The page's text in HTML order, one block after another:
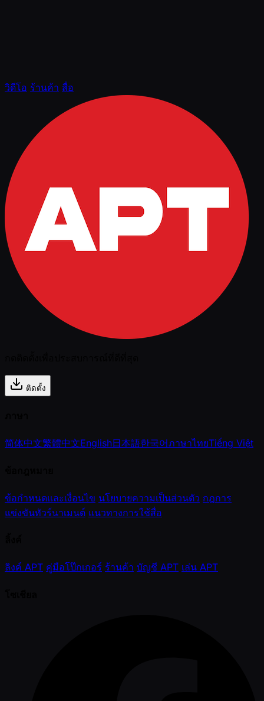
วิดีโอ ร้านค้า สื่อ
ติดตั้ง
简体中文繁體中文English日本語한국어ภาษาไทยTiếng Việt
ข้อกำหนดและเงื่อนไข นโยบายความเป็นส่วนตัว กฎการ
แข่งขันทัวร์นาเมนต์ แนวทางการใช้สื่อ
ลิงค์ APT คู่มือโป๊กเกอร์ ร้านค้า บัญชี APT เล่น APT